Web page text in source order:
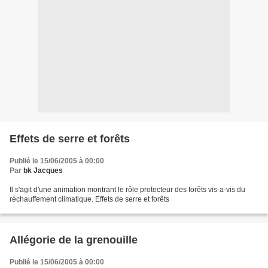
Effets de serre et forêts
Publié le 15/06/2005 à 00:00
Par bk Jacques
Il s'agit d'une animation montrant le rôle protecteur des forêts vis-a-vis du
réchauffement climatique. Effets de serre et forêts
Allégorie de la grenouille
Publié le 15/06/2005 à 00:00